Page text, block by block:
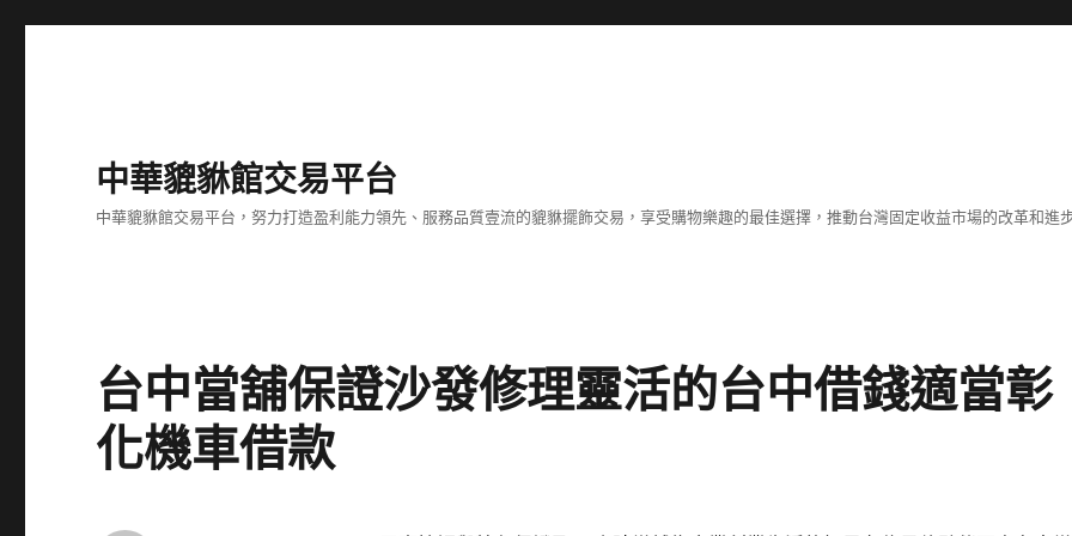
中華貔貅館交易平台
中華貔貅館交易平台，努力打造盈利能力領先、服務品質壹流的貔貅擺飾交易，享受購物樂趣的最佳選擇，推動台灣固定收益市場的改革和進
台中當舖保證沙發修理靈活的台中借錢適當彰
化機車借款